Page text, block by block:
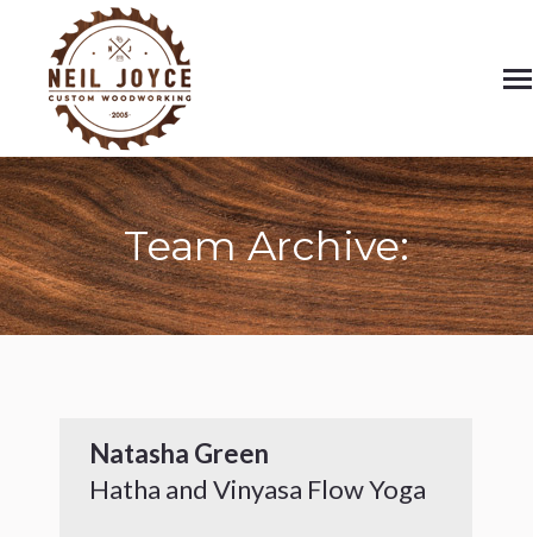
Team Archive:
Natasha Green
Hatha and Vinyasa Flow Yoga